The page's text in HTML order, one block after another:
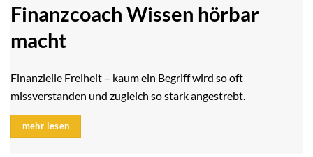
Finanzcoach Wissen hörbar
macht
Finanzielle Freiheit – kaum ein Begriff wird so oft
missverstanden und zugleich so stark angestrebt.
mehr lesen